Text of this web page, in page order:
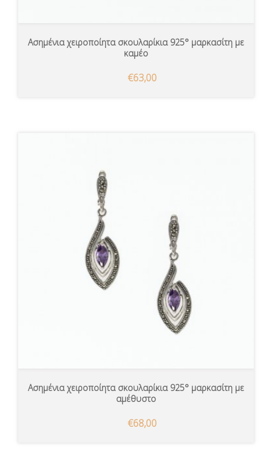
Ασημένια χειροποίητα σκουλαρίκια 925° μαρκασίτη με
καμέο
€63,00
Ασημένια χειροποίητα σκουλαρίκια 925° μαρκασίτη με
αμέθυστο
€68,00